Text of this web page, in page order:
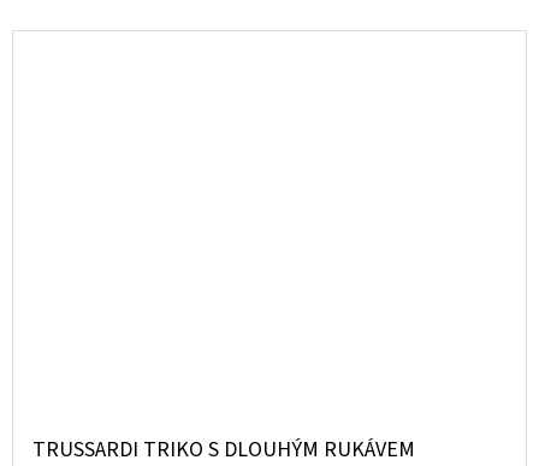
TRUSSARDI TRIKO S DLOUHÝM RUKÁVEM